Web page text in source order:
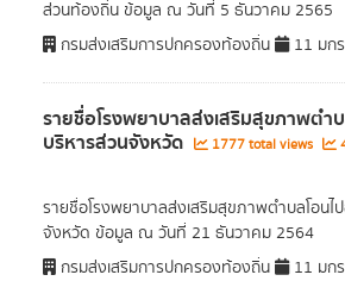
ส่วนท้องถิ่น ข้อมูล ณ วันที่ 5 ธันวาคม 2565
กรมส่งเสริมการปกครองท้องถิ่น
11 มก
รายชื่อโรงพยาบาลส่งเสริมสุขภาพตำ
บริหารส่วนจังหวัด 1777 total views
รายชื่อโรงพยาบาลส่งเสริมสุขภาพตำบลโอนไ
จังหวัด ข้อมูล ณ วันที่ 21 ธันวาคม 2564
กรมส่งเสริมการปกครองท้องถิ่น
11 มก